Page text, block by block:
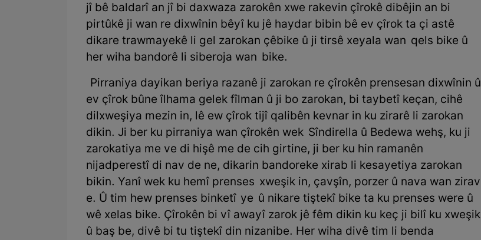
jî bê baldarî an jî bi daxwaza zarokên xwe rakevin çîrokê dibêjin an bi
pirtûkê ji wan re dixwînin bêyî ku jê haydar bibin bê ev çîrok ta çi astê
dikare trawmayekê li gel zarokan çêbike û ji tirsê xeyala wan qels bike û
her wiha bandorê li siberoja wan bike.
Pirraniya dayikan beriya razanê ji zarokan re çîrokên prensesan dixwînin û
ev çîrok bûne îlhama gelek fîlman û ji bo zarokan, bi taybetî keçan, cihê
dilxweşiya mezin in, lê ew çîrok tijî qalibên kevnar in ku zirarê li zarokan
dikin. Ji ber ku pirraniya wan çîrokên wek Sîndirella û Bedewa wehş, ku ji
zarokatiya me ve di hişê me de cih girtine, ji ber ku hin ramanên
nijadperestî di nav de ne, dikarin bandoreke xirab li kesayetiya zarokan
bikin. Yanî wek ku hemî prenses xweşik in, çavşîn, porzer û nava wan zirav
e. Û tim hew prenses binketî ye û nikare tiştekî bike ta ku prenses were û
wê xelas bike. Çîrokên bi vî awayî zarok jê fêm dikin ku keç ji bilî ku xweşik
û baş be, divê bi tu tiştekî din nizanibe. Her wiha divê tim li benda